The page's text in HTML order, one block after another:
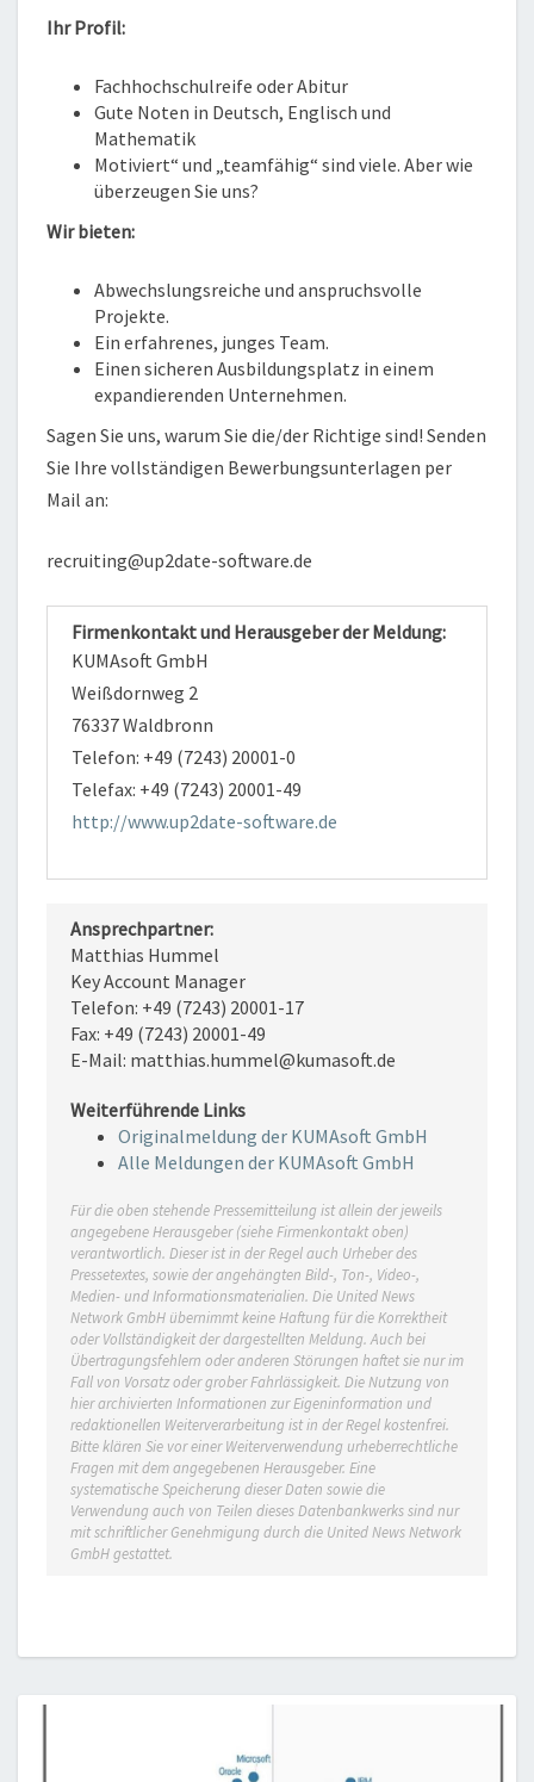
Ihr Profil:
Fachhochschulreife oder Abitur
Gute Noten in Deutsch, Englisch und
Mathematik
Motiviert“ und „teamfähig“ sind viele. Aber wie
überzeugen Sie uns?
Wir bieten:
Abwechslungsreiche und anspruchsvolle
Projekte.
Ein erfahrenes, junges Team.
Einen sicheren Ausbildungsplatz in einem
expandierenden Unternehmen.
Sagen Sie uns, warum Sie die/der Richtige sind! Senden
Sie Ihre vollständigen Bewerbungsunterlagen per
Mail an:
recruiting@up2date-software.de
Firmenkontakt und Herausgeber der Meldung:
KUMAsoft GmbH
Weißdornweg 2
76337 Waldbronn
Telefon: +49 (7243) 20001-0
Telefax: +49 (7243) 20001-49
http://www.up2date-software.de
Ansprechpartner:
Matthias Hummel
Key Account Manager
Telefon: +49 (7243) 20001-17
Fax: +49 (7243) 20001-49
E-Mail: matthias.hummel@kumasoft.de
Weiterführende Links
Originalmeldung der KUMAsoft GmbH
Alle Meldungen der KUMAsoft GmbH
Für die oben stehende Pressemitteilung ist allein der jeweils
angegebene Herausgeber (siehe Firmenkontakt oben)
verantwortlich. Dieser ist in der Regel auch Urheber des
Pressetextes, sowie der angehängten Bild-, Ton-, Video-,
Medien- und Informationsmaterialien. Die United News
Network GmbH übernimmt keine Haftung für die Korrektheit
oder Vollständigkeit der dargestellten Meldung. Auch bei
Übertragungsfehlern oder anderen Störungen haftet sie nur im
Fall von Vorsatz oder grober Fahrlässigkeit. Die Nutzung von
hier archivierten Informationen zur Eigeninformation und
redaktionellen Weiterverarbeitung ist in der Regel kostenfrei.
Bitte klären Sie vor einer Weiterverwendung urheberrechtliche
Fragen mit dem angegebenen Herausgeber. Eine
systematische Speicherung dieser Daten sowie die
Verwendung auch von Teilen dieses Datenbankwerks sind nur
mit schriftlicher Genehmigung durch die United News Network
GmbH gestattet.